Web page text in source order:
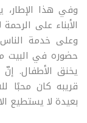
وفي هذا الإطار،
الأبناء على
وعلى خدمة
حضوره في البيت
يخنق الأطفال.
قريبه كان محبًا
بعيدة لا يستطيع